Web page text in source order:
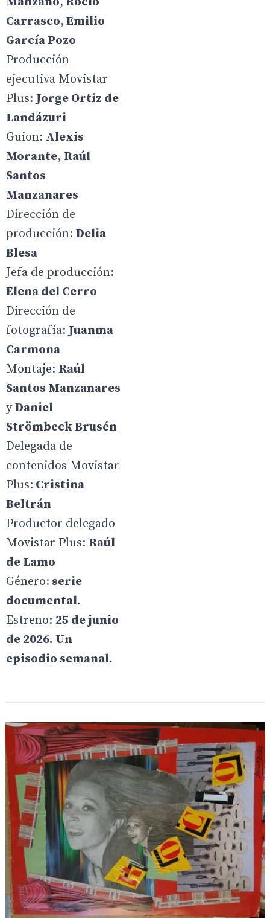
Carrasco, Emilio
García Pozo
Producción
ejecutiva Movistar
Plus:Jorge Ortiz de
Landázuri
Guion: Alexis
Morante, Raúl
Santos
Manzanares
Dirección de
producción: Delia
Blesa
Jefa de producción:
Elena del Cerro
Dirección de
fotografía:Juanma
Carmona
Montaje: Raúl
Santos Manzanares
yDaniel
Strömbeck Brusén
Delegada de
contenidos Movistar
Plus: Cristina
Beltrán
Productor delegado
Movistar Plus: Raúl
de Lamo
Género: serie
documental.
Estreno: 25 de junio
de 2026. Un
episodio semanal.